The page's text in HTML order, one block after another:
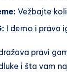
Vežbajte
I demo i prava
pravi
i šta vam